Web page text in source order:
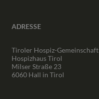
ADRESSE
Tiroler Hospiz-Gemeinschaft
Hospizhaus Tirol
Milser Straße 23
6060 Hall in Tirol